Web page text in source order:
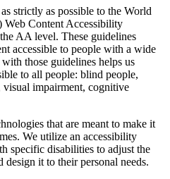
strictly as possible to the World
Web Content Accessibility
AA level. These guidelines
accessible to people with a wide
those guidelines helps us
to all people: blind people,
impairment, cognitive
that are meant to make it
We utilize an accessibility
specific disabilities to adjust the
design it to their personal needs.